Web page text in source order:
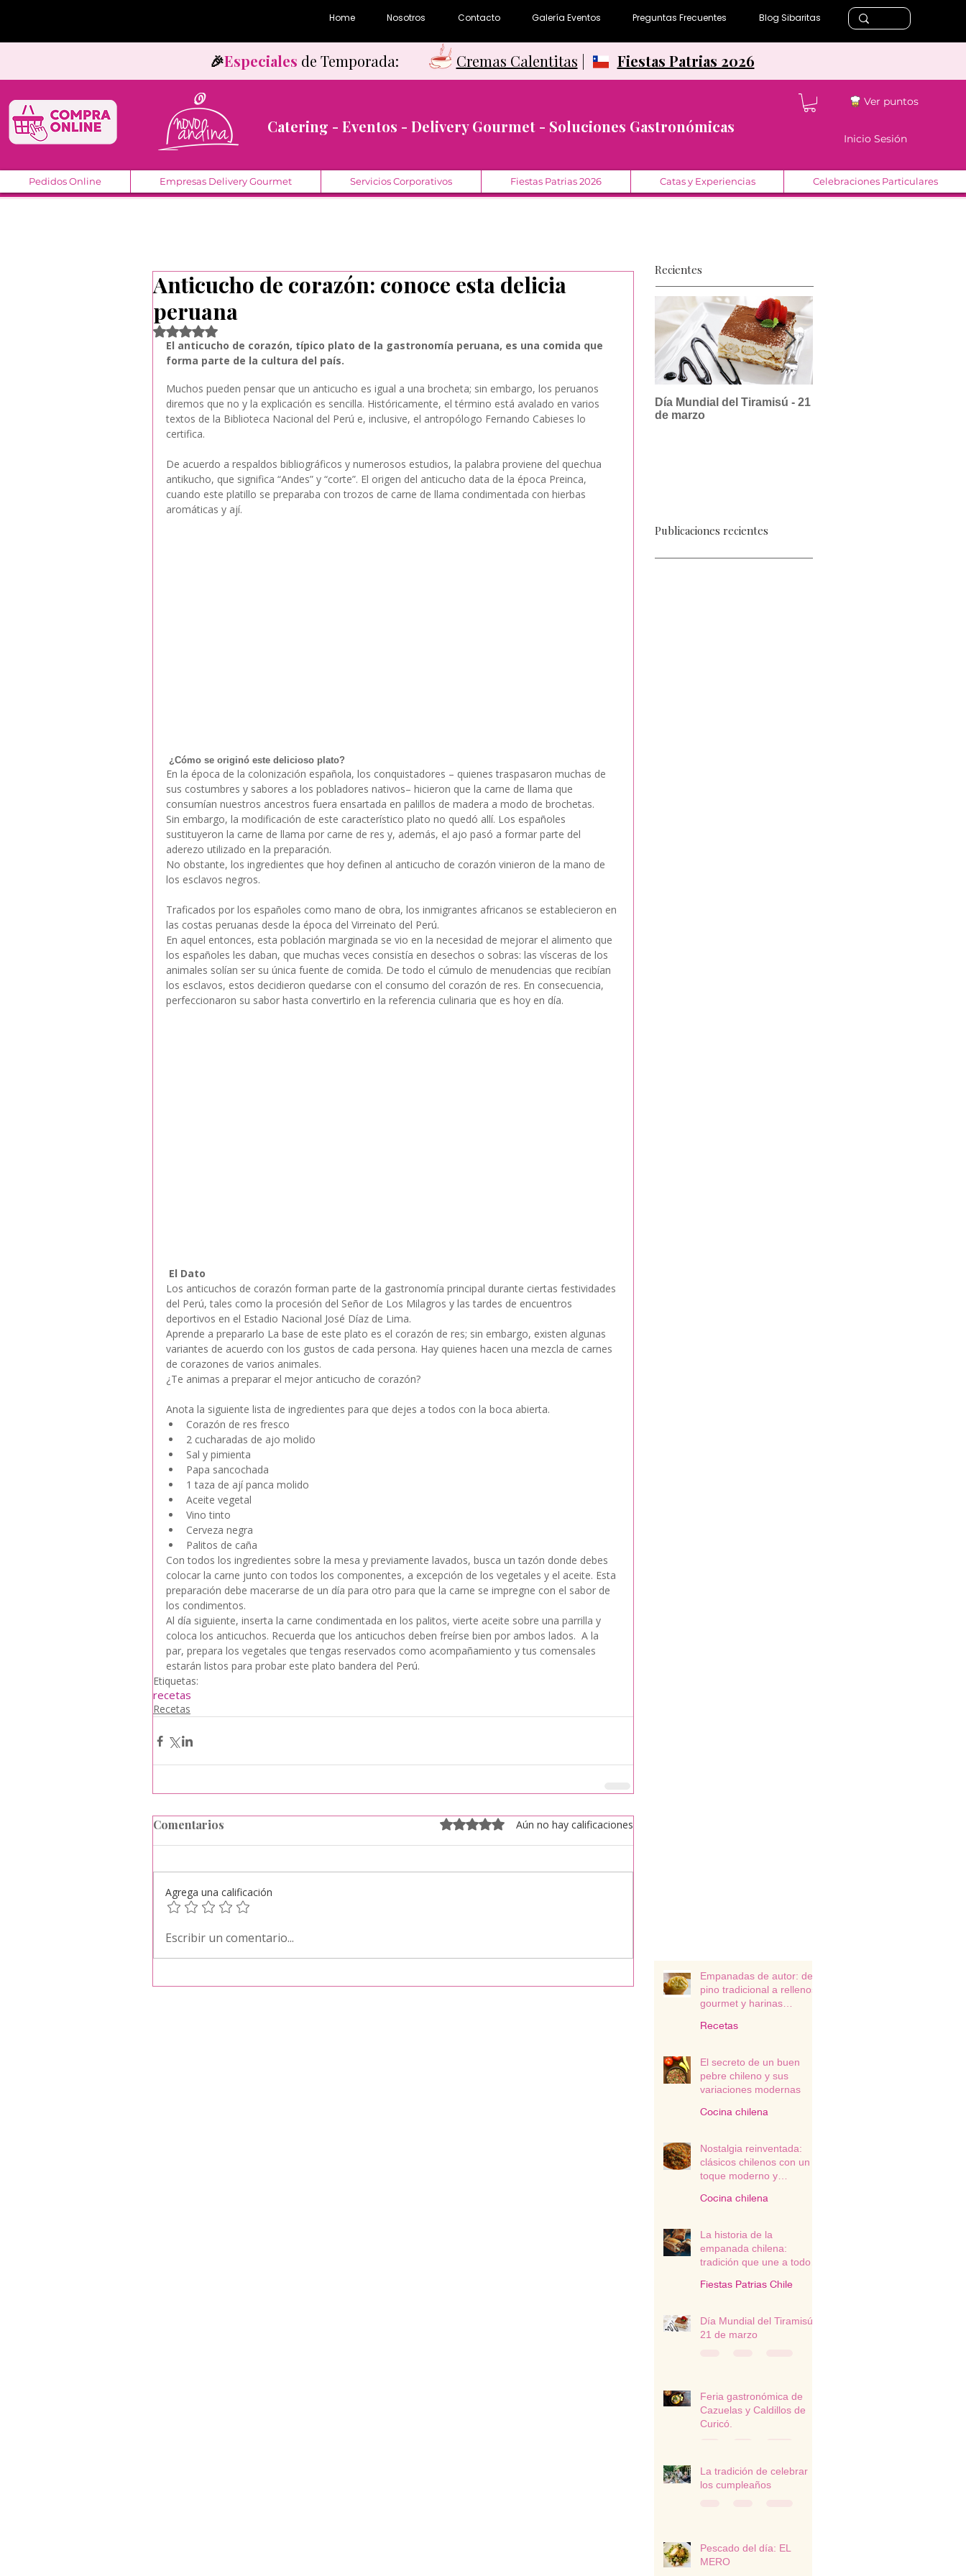
Home Nosotros Contacto Galería Eventos Preguntas Frecuentes Blog Sibaritas
🎉Especiales de Temporada: Cremas Calentitas Fiestas Patrias 2026
Catering - Eventos - Delivery Gourmet - Soluciones Gastronómicas
Ver puntos
Inicio Sesión
Pedidos Online Empresas Delivery Gourmet Servicios Corporativos Fiestas Patrias 2026 Catas y Experiencias Celebraciones Particulares
Anticucho de corazón: conoce esta delicia
peruana
Obtuvo NaN de 5 estrellas.
El anticucho de corazón, típico plato de la gastronomía peruana, es una comida que
forma parte de la cultura del país.
Muchos pueden pensar que un anticucho es igual a una brocheta; sin embargo, los peruanos
diremos que no y la explicación es sencilla. Históricamente, el término está avalado en varios
textos de la Biblioteca Nacional del Perú e, inclusive, el antropólogo Fernando Cabieses lo
certifica.
De acuerdo a respaldos bibliográficos y numerosos estudios, la palabra proviene del quechua
antikucho, que significa “Andes” y “corte”. El origen del anticucho data de la época Preinca,
cuando este platillo se preparaba con trozos de carne de llama condimentada con hierbas
aromáticas y ají.
¿Cómo se originó este delicioso plato?
En la época de la colonización española, los conquistadores – quienes traspasaron muchas de
sus costumbres y sabores a los pobladores nativos– hicieron que la carne de llama que
consumían nuestros ancestros fuera ensartada en palillos de madera a modo de brochetas.
Sin embargo, la modificación de este característico plato no quedó allí. Los españoles
sustituyeron la carne de llama por carne de res y, además, el ajo pasó a formar parte del
aderezo utilizado en la preparación.
No obstante, los ingredientes que hoy definen al anticucho de corazón vinieron de la mano de
los esclavos negros.
Traficados por los españoles como mano de obra, los inmigrantes africanos se establecieron en
las costas peruanas desde la época del Virreinato del Perú.
En aquel entonces, esta población marginada se vio en la necesidad de mejorar el alimento que
los españoles les daban, que muchas veces consistía en desechos o sobras: las vísceras de los
animales solían ser su única fuente de comida. De todo el cúmulo de menudencias que recibían
los esclavos, estos decidieron quedarse con el consumo del corazón de res. En consecuencia,
perfeccionaron su sabor hasta convertirlo en la referencia culinaria que es hoy en día.
El Dato
Los anticuchos de corazón forman parte de la gastronomía principal durante ciertas festividades
del Perú, tales como la procesión del Señor de Los Milagros y las tardes de encuentros
deportivos en el Estadio Nacional José Díaz de Lima.
Aprende a prepararlo La base de este plato es el corazón de res; sin embargo, existen algunas
variantes de acuerdo con los gustos de cada persona. Hay quienes hacen una mezcla de carnes
de corazones de varios animales.
¿Te animas a preparar el mejor anticucho de corazón?
Anota la siguiente lista de ingredientes para que dejes a todos con la boca abierta.
Corazón de res fresco
2 cucharadas de ajo molido
Sal y pimienta
Papa sancochada
1 taza de ají panca molido
Aceite vegetal
Vino tinto
Cerveza negra
Palitos de caña
Con todos los ingredientes sobre la mesa y previamente lavados, busca un tazón donde debes
colocar la carne junto con todos los componentes, a excepción de los vegetales y el aceite. Esta
preparación debe macerarse de un día para otro para que la carne se impregne con el sabor de
los condimentos.
Al día siguiente, inserta la carne condimentada en los palitos, vierte aceite sobre una parrilla y
coloca los anticuchos. Recuerda que los anticuchos deben freírse bien por ambos lados.  A la
par, prepara los vegetales que tengas reservados como acompañamiento y tus comensales
estarán listos para probar este plato bandera del Perú.
Etiquetas:
recetas
Recetas
Comentarios Obtuvo 0 de 5 estrellas.Aún no hay calificaciones
Agrega una calificación
Escribir un comentario...
Recientes
Día Mundial del Tiramisú - 21
de marzo
Publicaciones recientes
Empanadas de autor: del
pino tradicional a rellenos
gourmet y harinas
Recetas
El secreto de un buen
pebre chileno y sus
variaciones modernas
Cocina chilena
Nostalgia reinventada:
clásicos chilenos con un
toque moderno y
Cocina chilena
La historia de la
empanada chilena:
tradición que une a todo
Fiestas Patrias Chile
Día Mundial del Tiramisú -
21 de marzo
Feria gastronómica de
Cazuelas y Caldillos de
Curicó.
La tradición de celebrar
los cumpleaños
Pescado del día: EL
MERO